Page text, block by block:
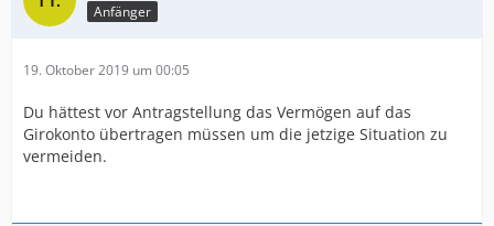
Anfänger
19. Oktober 2019 um 00:05
Du hättest vor Antragstellung das Vermögen auf das
Girokonto übertragen müssen um die jetzige Situation zu
vermeiden.